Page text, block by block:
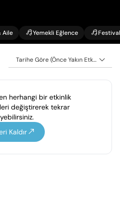
Aile Yemekli Eğlence Festival
Tarihe Göre (Önce Yakın Etkinlikler)
herhangi bir etkinlik
değiştirerek tekrar
Kaldır